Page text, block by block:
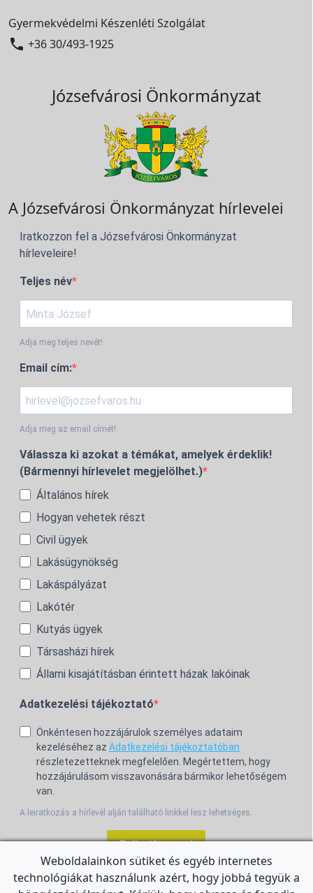
Gyermekvédelmi Készenléti Szolgálat
 +36 30/493-1925
Józsefvárosi Önkormányzat
A Józsefvárosi Önkormányzat hírlevelei
Iratkozzon fel a Józsefvárosi Önkormányzat
hírleveleire!
Teljes név
Adja meg teljes nevét!
Email cím:
Adja meg az email címét!
Válassza ki azokat a témákat, amelyek érdeklik!
(Bármennyi hírlevelet megjelölhet.)
Általános hírek
Hogyan vehetek részt
Civil ügyek
Lakásügynökség
Lakáspályázat
Lakótér
Kutyás ügyek
Társasházi hírek
Állami kisajátításban érintett házak lakóinak
Adatkezelési tájékoztató
Önkéntesen hozzájárulok személyes adataim
kezeléséhez az Adatkezelési tájékoztatóban
részletezetteknek megfelelően. Megértettem, hogy
hozzájárulásom visszavonására bármikor lehetőségem
van.
A leiratkozás a hírlevél alján található linkkel lesz lehetséges.
Feliratkozom!
Weboldalainkon sütiket és egyéb internetes
technológiákat használunk azért, hogy jobbá tegyük a